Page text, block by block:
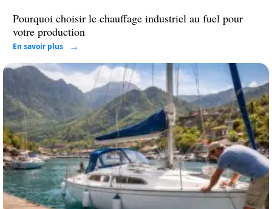
Pourquoi choisir le chauffage industriel au fuel pour
votre production
En savoir plus